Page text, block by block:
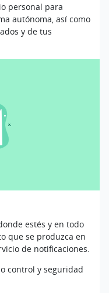
personal para
autónoma, así como
y de tus
estés y en todo
que se produzca en
de notificaciones.
control y seguridad